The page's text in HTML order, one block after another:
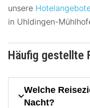
unsere
in Uhldingen-
Häufig gestellte
Welche
Nacht?